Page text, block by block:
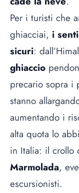
Per i turisti che
ghiacciai, i
sicuri:
ghiaccio
precario sopra i
stanno
aumentando i
alta quota lo
in Italia: il crollo
Marmolada,
escursionisti.